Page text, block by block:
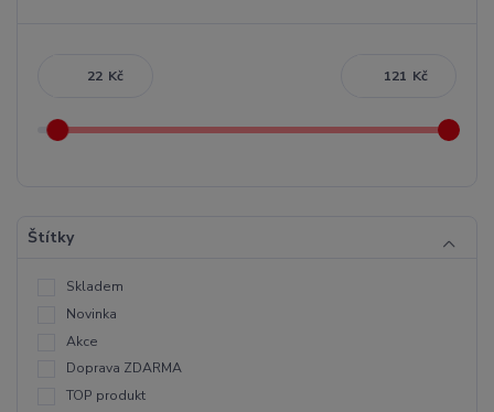
Kč Kč
Štítky
Skladem
Novinka
Akce
Doprava ZDARMA
TOP produkt